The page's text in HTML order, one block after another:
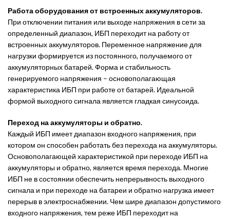
Работа оборудования от встроенных аккумуляторов.
При отключении питания или выходе напряжения в сети за
определенный диапазон, ИБП переходит на работу от
встроенных аккумуляторов. Переменное напряжение для
нагрузки формируется из постоянного, получаемого от
аккумуляторных батарей. Форма и стабильность
генерируемого напряжения – основополагающая
характеристика ИБП при работе от батарей. Идеальной
формой выходного сигнала является гладкая синусоида.
Переход на аккумуляторы и обратно.
Каждый ИБП имеет диапазон входного напряжения, при
котором он способен работать без перехода на аккумуляторы.
Основополагающей характеристикой при переходе ИБП на
аккумуляторы и обратно, является время перехода. Многие
ИБП не в состоянии обеспечить непрерывность выходного
сигнала и при переходе на батареи и обратно нагрузка имеет
перерыв в электроснабжении. Чем шире диапазон допустимого
входного напряжения, тем реже ИБП переходит на